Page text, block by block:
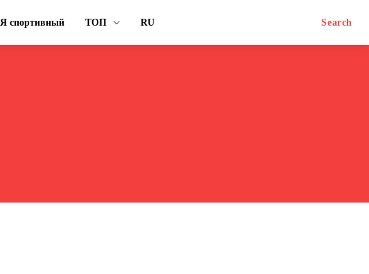
Я спортивный ТОП RU Search